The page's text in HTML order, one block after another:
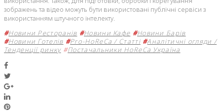
зображень та відео можуть бути використовані публічні сервіси з
використанням штучного інтелекту.
#Новини Ресторанів #Новини Кафе #Новини Барів
#Новини Готелів #Pro-HoReCa / Статті #Аналітичні огляди /
Тенденції ринку #Постачальники HoReCa Україна
Google+
LinkedIn
Pinterest